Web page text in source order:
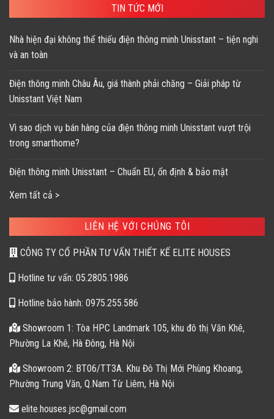
TIN TỨC MỚI
Nhà hiện đại không thể thiếu điện thông minh Unisstant – tiện nghi
và an toàn
Điện thông minh Châu Âu, giá thành phải chăng – Giải pháp từ
Unisstant Việt Nam
Vì sao dịch vụ bán hàng của điện thông minh Unisstant vượt trội
trong smarthome?
Điện thông minh Unisstant – Chuẩn EU, ổn định & bảo mật
Xem tất cả >
LIÊN HỆ VỚI CHÚNG TÔI
CÔNG TY CỔ PHẦN TƯ VẤN THIẾT KẾ ELITE HOUSES
Hotline tư vấn: 05.2805.1986
Hotline bảo hành: 0975.255.586
Showroom 1: Tòa HPC Landmark 105, khu đô thị Văn Khê,
Phường La Khê, Hà Đông, Hà Nội
Showroom 2: BT06/TT3A. Khu Đô Thị Mới Phùng Khoang,
Phường Trung Văn, Q.Nam Từ Liêm, Hà Nội
elite.houses.jsc@gmail.com